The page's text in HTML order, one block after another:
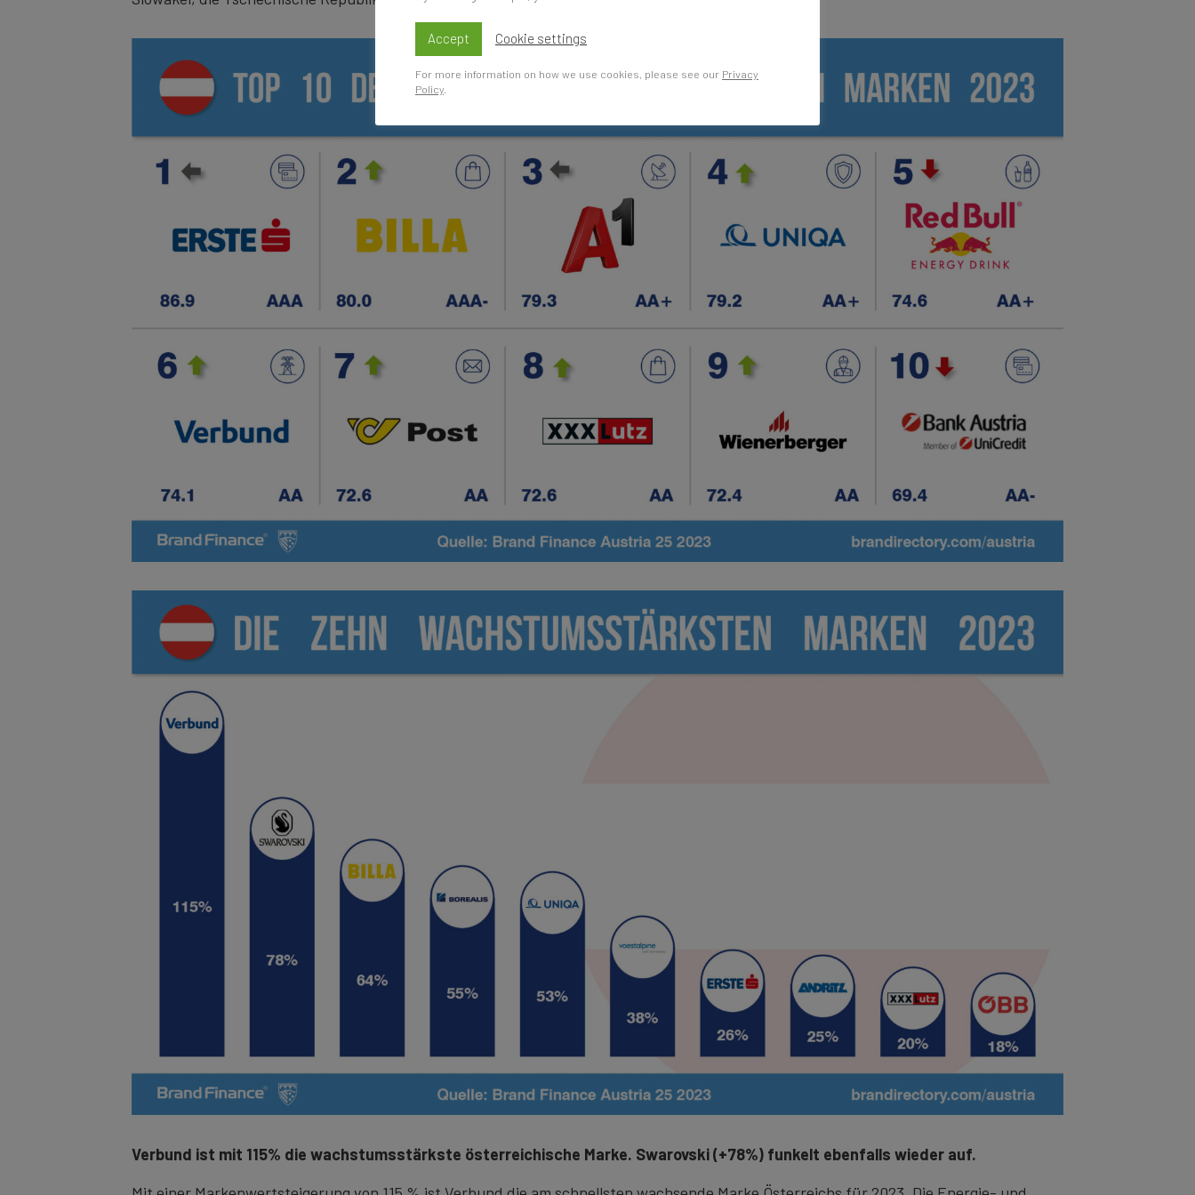
Verbund ist mit 115% die wachstumsstärkste österreichische Marke. Swarovski (+78%) funkelt ebenfalls wieder auf.
Accept Cookie settings
For more information on how we use cookies, please see our Privacy
Policy.